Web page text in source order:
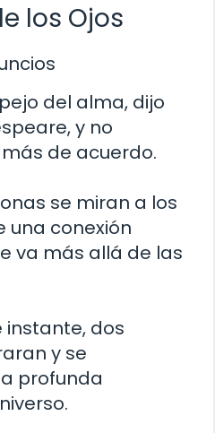
los Ojos
del alma, dijo
y no
de acuerdo.
se miran a los
una conexión
va más allá de las
instante, dos
y se
profunda